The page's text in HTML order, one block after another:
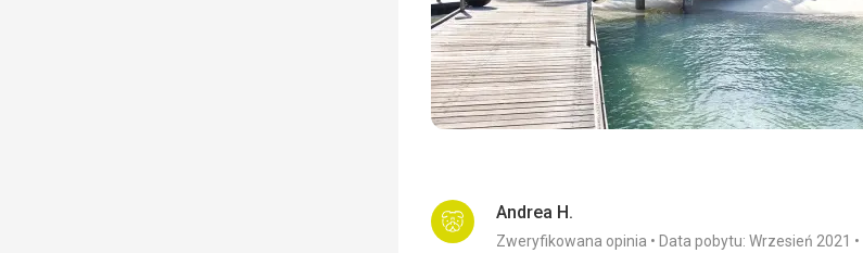
Andrea H.
Zweryfikowana opinia Data pobytu: Wrzesień 2021